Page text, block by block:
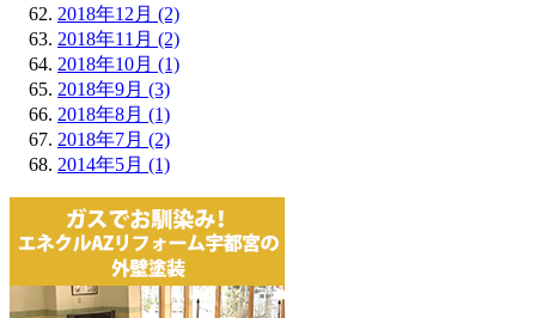
2018年12月 (2)
2018年11月 (2)
2018年10月 (1)
2018年9月 (3)
2018年8月 (1)
2018年7月 (2)
2014年5月 (1)